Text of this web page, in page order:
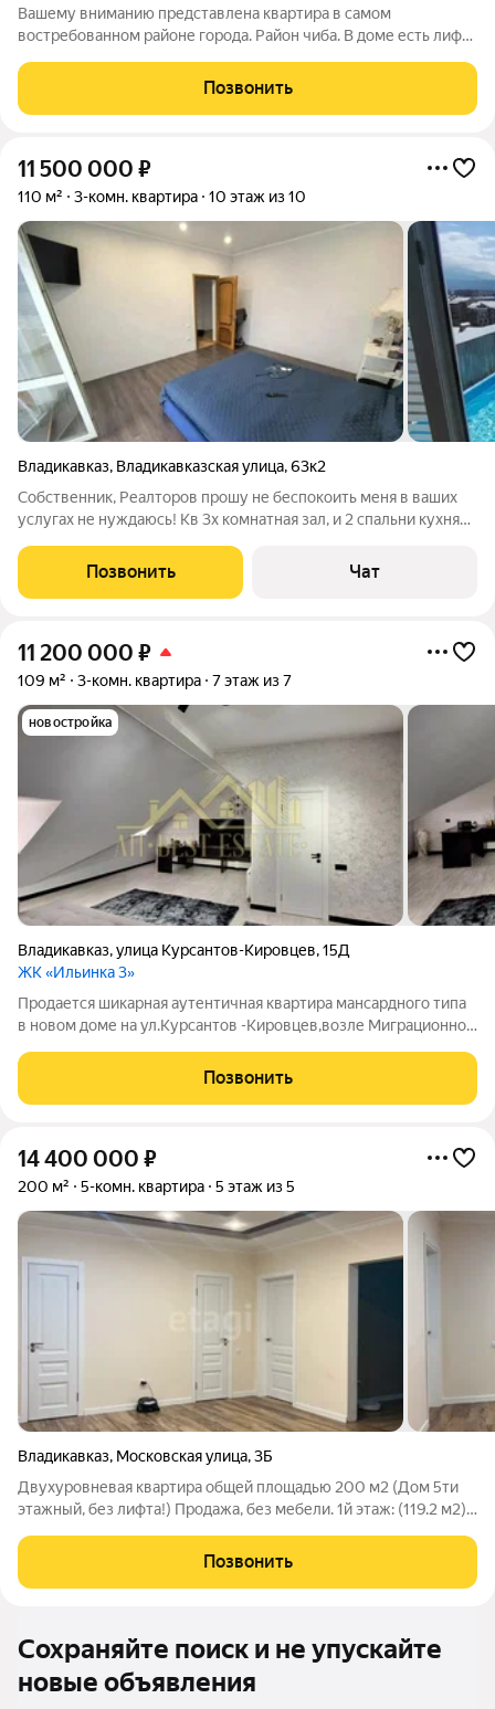
Вашему вниманию представлена квартира в самом
востребованном районе города. Район чиба. В доме есть лифт.
высококачественных материалов. Прям напротив дома
строится новая школа и детский сад.
Позвонить
11 500 000 ₽
110 м² 3-комн. квартира 10 этаж из 10
Владикавказ, Владикавказская улица,63к2
Собственник, Реалторов прошу не беспокоить меня в ваших
услугах не нуждаюсь! Кв 3х комнатная зал, и 2 спальни кухня
гардеробная которую можно переделать во второй сан узел, с
зала и кухни выход на
Позвонить Чат
11 200 000 ₽
109 м² 3-комн. квартира 7 этаж из 7
новостройка
Владикавказ,улица Курсантов-Кировцев,15Д
ЖК «Ильинка 3»
Продается шикарная аутентичная квартира мансардного типа
в новом доме на ул.Курсантов -Кировцев,возле Миграционной
квартире сделан дизайнерский ремонт.Есть новая
качественная мебель и техника,все
Позвонить
14 400 000 ₽
200 м² 5-комн. квартира 5 этаж из 5
Владикавказ, Московская улица,3Б
Двухуровневая квартира общей площадью 200 м2 (Дом 5ти
этажный, без лифта!) Продажа, без мебели. 1й этаж: (119.2 м2)
-Раздельный сан.узел -Гардероб -Просторная прихожая 2й
этаж: (80 м2 + веранда) -2
Позвонить
Сохраняйте поиск и не упускайте
новые объявления